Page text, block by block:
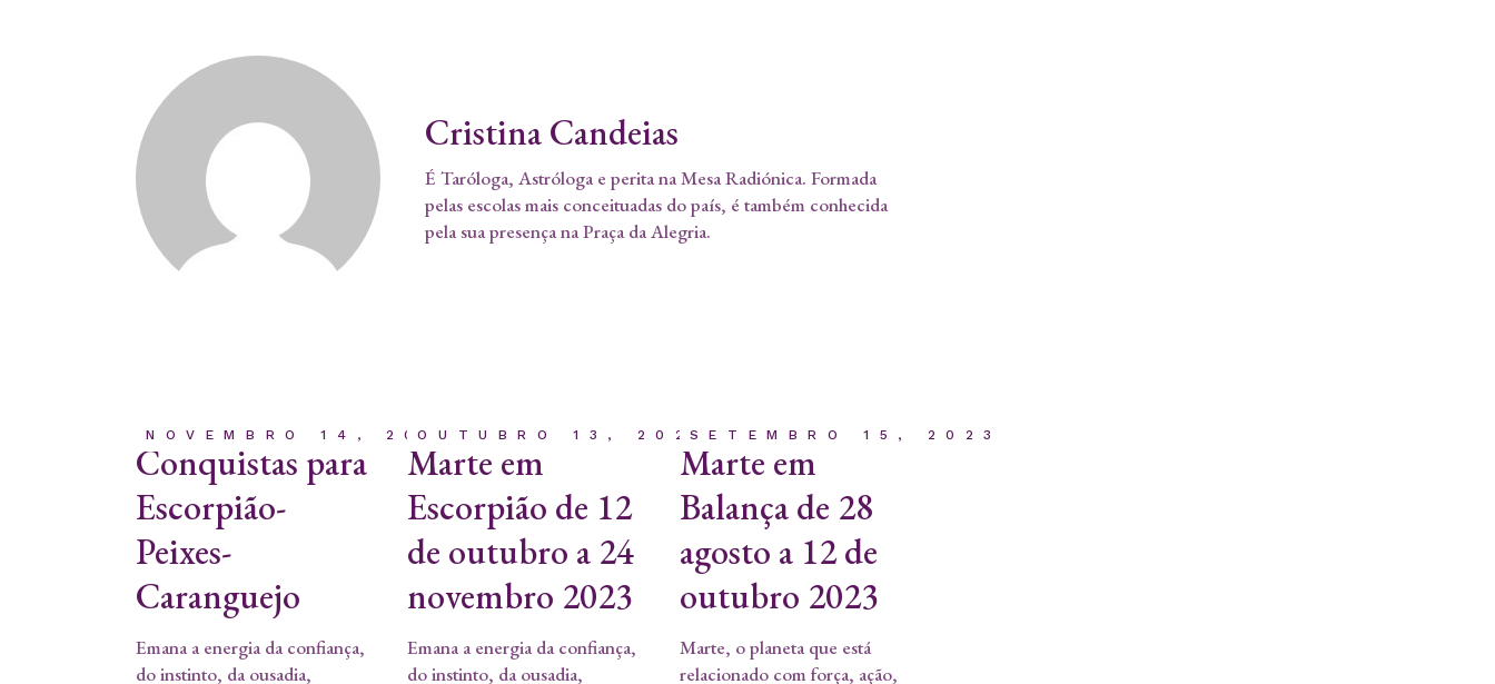
Cristina Candeias
É Taróloga, Astróloga e perita na Mesa Radiónica. Formada
pelas escolas mais conceituadas do país, é também conhecida
pela sua presença na Praça da Alegria.
NOVEMBRO 14, 2023
Conquistas para
Escorpião-
Peixes-
Caranguejo
Emana a energia da confiança,
do instinto, da ousadia,
OUTUBRO 13, 2023
Marte em
Escorpião de 12
de outubro a 24
novembro 2023
Emana a energia da confiança,
do instinto, da ousadia,
SETEMBRO 15, 2023
Marte em
Balança de 28
agosto a 12 de
outubro 2023
Marte, o planeta que está
relacionado com força, ação,